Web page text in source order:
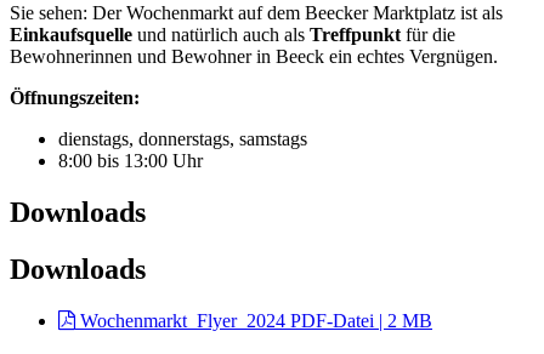
Sie sehen: Der Wochenmarkt auf dem Beecker Marktplatz ist als
Einkaufsquelle und natürlich auch als Treffpunkt für die
Bewohnerinnen und Bewohner in Beeck ein echtes Vergnügen.
Öffnungszeiten:
dienstags, donnerstags, samstags
8:00 bis 13:00 Uhr
Downloads
Downloads
Wochenmarkt_Flyer_2024 PDF-Datei | 2 MB